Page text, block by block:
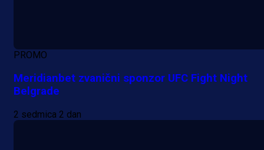
PROMO
Meridianbet zvanični sponzor UFC Fight Night
Belgrade
2 sedmica 2 dan